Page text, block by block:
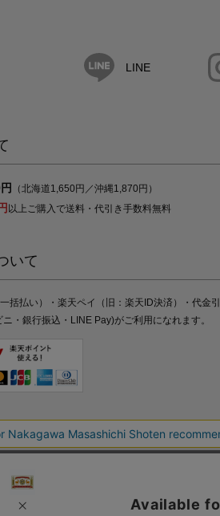
LINE
（北海道1,650円／沖縄1,870円）
以上ご購入で送料・代引き手数料無料
いて
括払い）・楽天ペイ（旧：楽天ID決済）・代金引
・銀行振込・LINE Pay)がご利用になれます。
プライバシーポリシー